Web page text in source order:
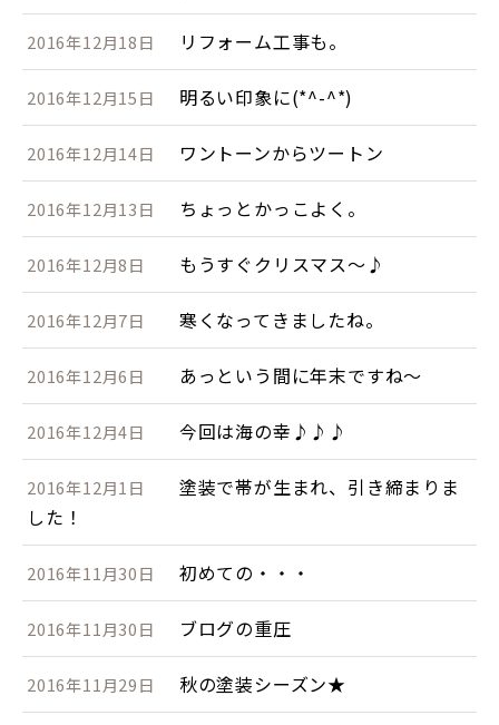
2016年12月18日 リフォーム工事も。
2016年12月15日 明るい印象に(*^-^*)
2016年12月14日 ワントーンからツートン
2016年12月13日 ちょっとかっこよく。
2016年12月8日 もうすぐクリスマス～♪
2016年12月7日 寒くなってきましたね。
2016年12月6日 あっという間に年末ですね～
2016年12月4日 今回は海の幸♪♪♪
2016年12月1日
塗装で帯が生まれ、引き締まりま
した！
2016年11月30日 初めての・・・
2016年11月30日 ブログの重圧
2016年11月29日 秋の塗装シーズン★